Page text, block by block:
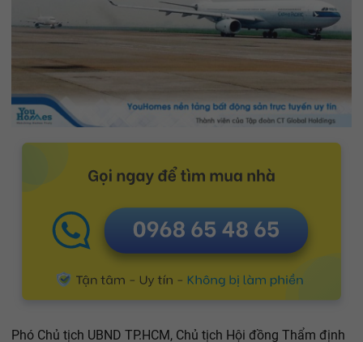
Phó Chủ tịch UBND TP.HCM, Chủ tịch Hội đồng Thẩm định